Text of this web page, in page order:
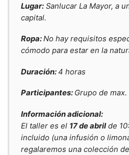
Lugar: Sanlucar La Mayor, a
capital.
Ropa:No hay requisitos
cómodo para estar en la
Duración:4 horas
Participantes: Grupo de
Información adicional:
El taller es el 17 de abrilde
incluido (una infusión o
regalaremos una colección